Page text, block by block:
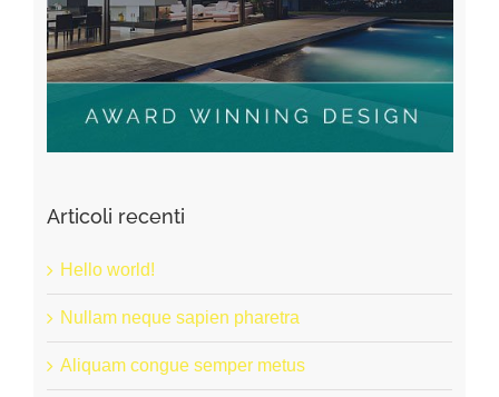
Articoli recenti
Hello world!
Nullam neque sapien pharetra
Aliquam congue semper metus